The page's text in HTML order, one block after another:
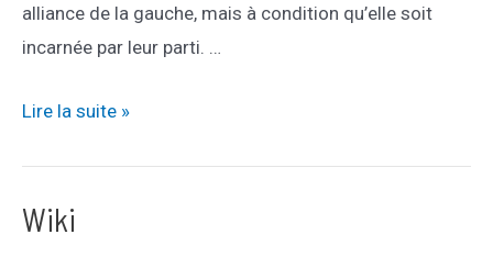
Wiki
alliance de la gauche, mais à condition qu’elle soit
incarnée par leur parti. …
Avec
on
Lire la suite »